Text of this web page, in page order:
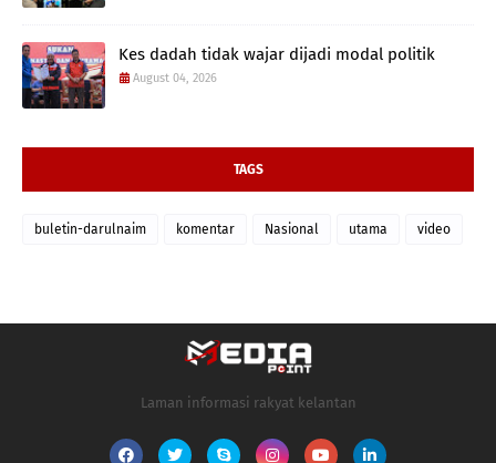
Kes dadah tidak wajar dijadi modal politik
August 04, 2026
TAGS
buletin-darulnaim komentar Nasional utama video
Laman informasi rakyat kelantan